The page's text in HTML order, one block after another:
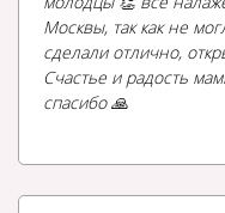
Москвы, так как не
сделали отлично,
Счастье и радость
спасибо 🙏